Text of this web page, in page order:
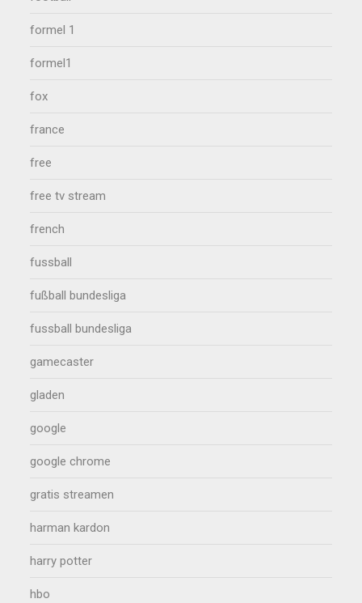
formel 1
formel1
fox
france
free
free tv stream
french
fussball
fußball bundesliga
fussball bundesliga
gamecaster
gladen
google
google chrome
gratis streamen
harman kardon
harry potter
hbo